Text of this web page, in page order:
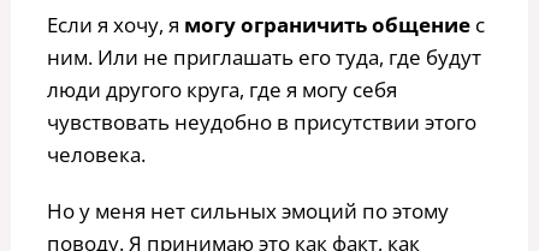
Если я хочу, я могу ограничить общениес
ним. Или не приглашать его туда, где будут
люди другого круга, где я могу себя
чувствовать неудобно в присутствии этого
человека.
Но у меня нет сильных эмоций по этому
поводу. Я принимаю это как факт, как